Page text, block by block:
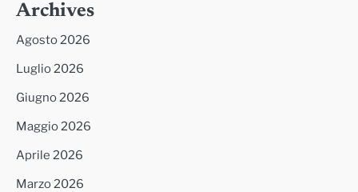
Archives
Agosto 2026
Luglio 2026
Giugno 2026
Maggio 2026
Aprile 2026
Marzo 2026